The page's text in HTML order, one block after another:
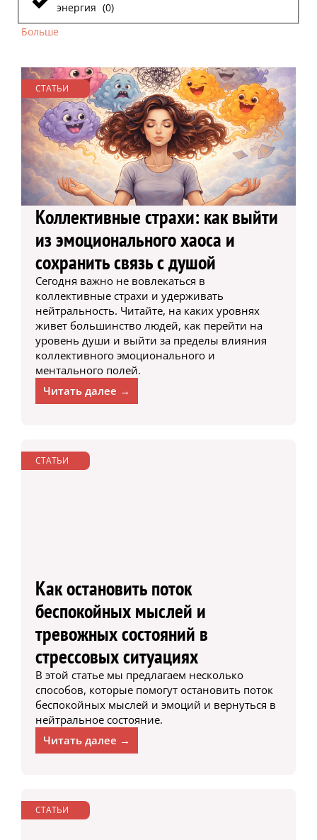
энергия (0)
Больше
СТАТЬИ
Коллективные страхи: как выйти
из эмоционального хаоса и
сохранить связь с душой
Сегодня важно не вовлекаться в
коллективные страхи и удерживать
нейтральность. Читайте, на каких уровнях
живет большинство людей, как перейти на
уровень души и выйти за пределы влияния
коллективного эмоционального и
ментального полей.
Читать далее →
СТАТЬИ
Как остановить поток
беспокойных мыслей и
тревожных состояний в
стрессовых ситуациях
В этой статье мы предлагаем несколько
способов, которые помогут остановить поток
беспокойных мыслей и эмоций и вернуться в
нейтральное состояние.
Читать далее →
СТАТЬИ